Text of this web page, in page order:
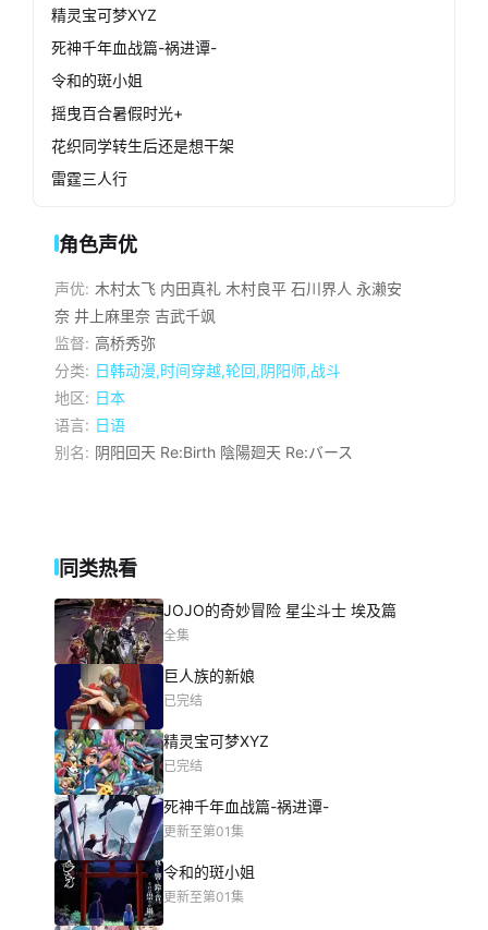
精灵宝可梦XYZ
死神千年血战篇-祸进谭-
令和的斑小姐
摇曳百合暑假时光+
花织同学转生后还是想干架
雷霆三人行
角色声优
声优: 木村太飞 内田真礼 木村良平 石川界人 永濑安
奈 井上麻里奈 吉武千飒
监督: 高桥秀弥
分类: 日韩动漫,时间穿越,轮回,阴阳师,战斗
地区: 日本
语言: 日语
别名: 阴阳回天 Re:Birth 陰陽廻天 Re:バース
同类热看
JOJO的奇妙冒险 星尘斗士 埃及篇
全集
巨人族的新娘
已完结
精灵宝可梦XYZ
已完结
死神千年血战篇-祸进谭-
更新至第01集
令和的斑小姐
更新至第01集